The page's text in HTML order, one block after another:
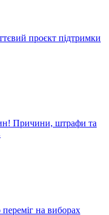
проєкт підтримки
Причини, штрафи та
на виборах